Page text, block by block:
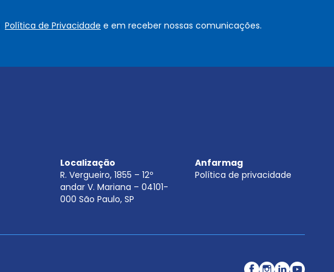
u
Política de Privacidade e em receber nossas comunicações.
Localização
R. Vergueiro, 1855 – 12º
andar V. Mariana – 04101-
000 São Paulo, SP
Anfarmag
Política de privacidade